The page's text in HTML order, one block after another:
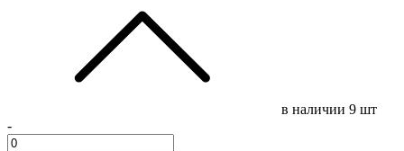
в наличии 9 шт
-